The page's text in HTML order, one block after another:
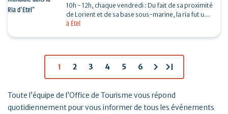
à Étel
10h - 12h, chaque vendredi : Du fait de sa proximité
de Lorient et de sa base sous-marine, la ria fut un
enjeu important de la seconde guerre mondiale.…
1 2 3 4 5 6 chevron_right last_page
Toute l’équipe de l’Office de Tourisme vous répond
quotidiennement pour vous informer de tous les événements